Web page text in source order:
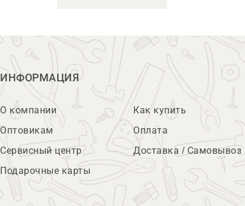
ИНФОРМАЦИЯ
О компании
Оптовикам
Сервисный центр
Подарочные карты
Как купить
Оплата
Доставка / Самовывоз